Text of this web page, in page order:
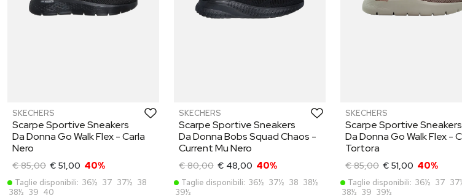
SKECHERS
Scarpe Sportive Sneakers
Da Donna Go Walk Flex - Carla
Nero
€ 85,00 € 51,00 40%
Taglie disponibili: 36½ 37 37½ 38
38½ 39 40
SKECHERS
Scarpe Sportive Sneakers
Da Donna Bobs Squad Chaos -
Current Mu Nero
€ 80,00 € 48,00 40%
Taglie disponibili: 36½ 37½ 38 38½
39½
SKECHERS
Scarpe Sportive Sneakers
Da Donna Go Walk Flex -
Tortora
€ 85,00 € 51,00 40%
Taglie disponibili: 36½ 37
38½ 39 39½